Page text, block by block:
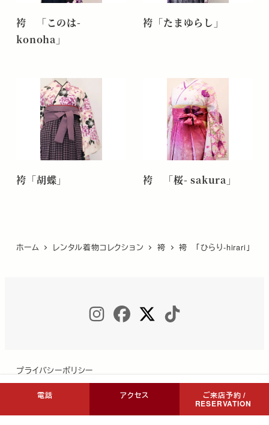
袴 「このは-
konoha」
袴「たまゆらし」
袴「胡蝶」 袴 「桜- sakura」
ホーム レンタル着物コレクション 袴 袴 「ひらり-hirari」
INSTAGRAM
FACEBOOK
TWITTER
プライバシーポリシー
Copyright © COCON NIKKO All Rights Reserved.
電話 アクセス ご来店予約 /
RESERVATION